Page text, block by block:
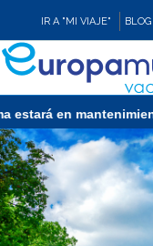
IR A "MI VIAJE" BLOG
9 de agosto de